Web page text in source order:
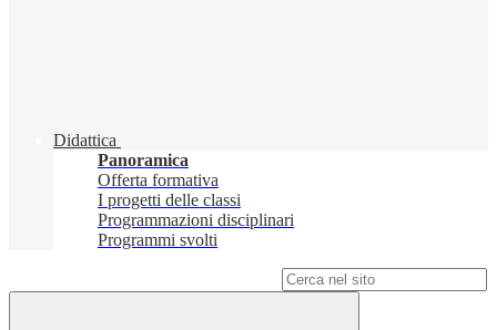
Didattica
Panoramica
Offerta formativa
I progetti delle classi
Programmazioni disciplinari
Programmi svolti